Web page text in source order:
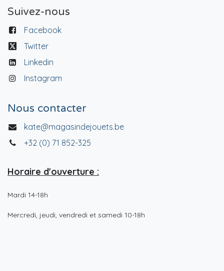
Suivez-nous
Facebook
Twitter
Linkedin
Instagram
Nous contacter
kate@magasindejouets.be
+32 (0) 71 852-325
Horaire d'ouverture :
Mardi 14-18h
Mercredi, jeudi, vendredi et samedi 10-18h